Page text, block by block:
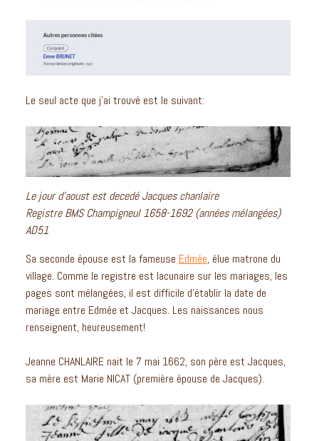
Le seul acte que j’ai trouvé est le suivant:
Le jour d’aoust est decedé Jacques chanlaire
Registre BMS Champigneul 1658-1692 (années mélangées)
AD51
Sa seconde épouse est la fameuse Edmée, élue matrone du
village. Comme le registre est lacunaire sur les mariages, les
pages sont mélangées, il est difficile d’établir la date de
mariage entre Edmée et Jacques. Les naissances nous
renseignent, heureusement!
Jeanne CHANLAIRE nait le 7 mai 1662, son père est Jacques,
sa mère est Marie NICAT (première épouse de Jacques).